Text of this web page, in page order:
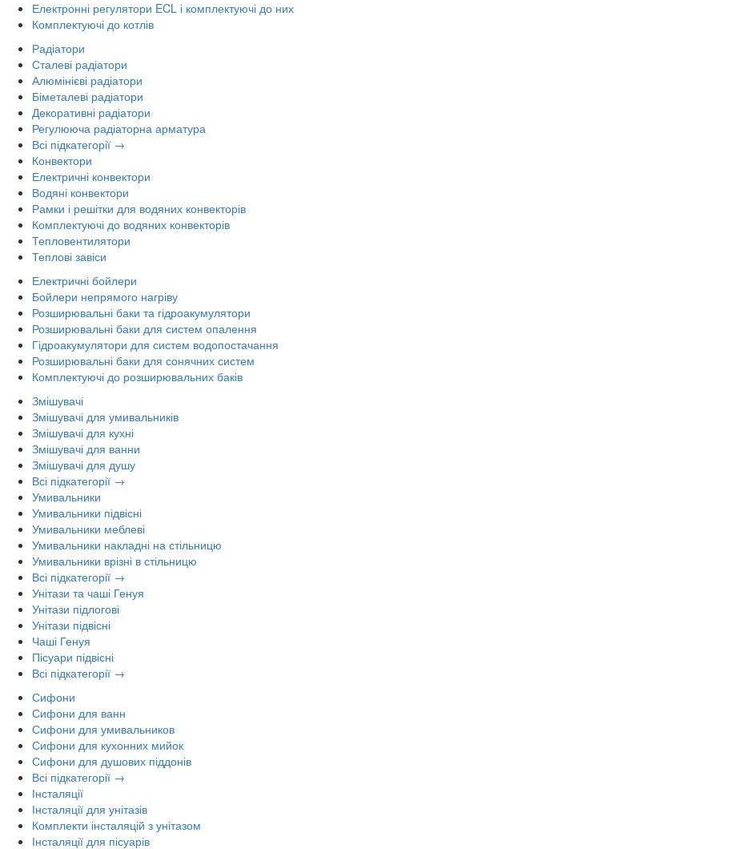
Електронні регулятори ECL і комплектуючі до них
Комплектуючі до котлів
Радіатори
Сталеві радіатори
Алюмінієві радіатори
Біметалеві радіатори
Декоративні радіатори
Регулююча радіаторна арматура
Всі підкатегорії →
Конвектори
Електричні конвектори
Водяні конвектори
Рамки і решітки для водяних конвекторів
Комплектуючі до водяних конвекторів
Тепловентилятори
Теплові завіси
Електричні бойлери
Бойлери непрямого нагріву
Розширювальні баки та гідроакумулятори
Розширювальні баки для систем опалення
Гідроакумулятори для систем водопостачання
Розширювальні баки для сонячних систем
Комплектуючі до розширювальних баків
Змішувачі
Змішувачі для умивальників
Змішувачі для кухні
Змішувачі для ванни
Змішувачі для душу
Всі підкатегорії →
Умивальники
Умивальники підвісні
Умивальники меблеві
Умивальники накладні на стільницю
Умивальники врізні в стільницю
Всі підкатегорії →
Унітази та чаші Генуя
Унітази підлогові
Унітази підвісні
Чаші Генуя
Пісуари підвісні
Всі підкатегорії →
Сифони
Сифони для ванн
Сифони для умивальников
Сифони для кухонних мийок
Сифони для душових піддонів
Всі підкатегорії →
Інсталяції
Інсталяції для унітазів
Комплекти інсталяцій з унітазом
Інсталяції для пісуарів